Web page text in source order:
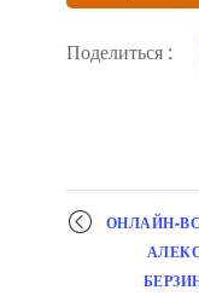
Поделиться :
ОНЛАЙН-